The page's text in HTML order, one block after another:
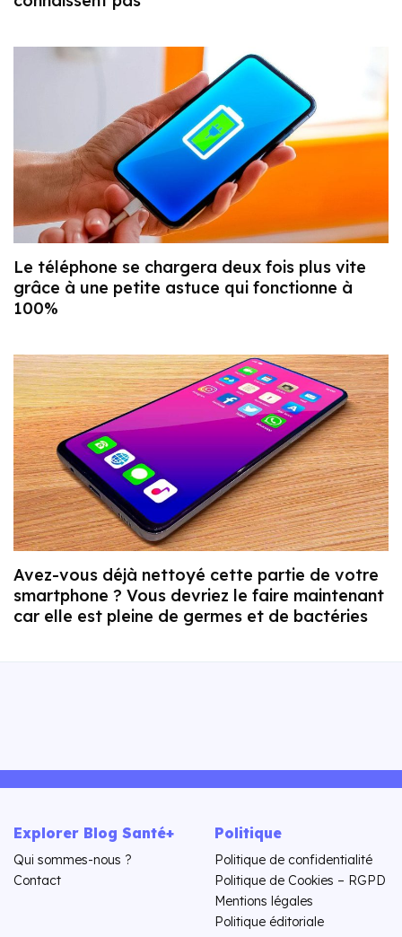
Le téléphone se chargera deux fois plus vite
grâce à une petite astuce qui fonctionne à
100%
Avez-vous déjà nettoyé cette partie de votre
smartphone ? Vous devriez le faire maintenant
car elle est pleine de germes et de bactéries
Explorer Blog Santé+
Qui sommes-nous ?
Contact
Politique
Politique de confidentialité
Politique de Cookies – RGPD
Mentions légales
Politique éditoriale